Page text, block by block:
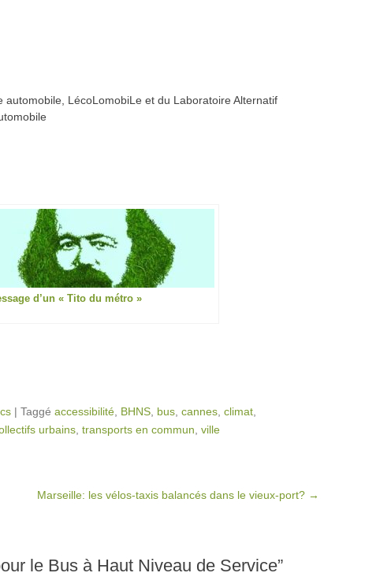
automobile, LécoLomobiLe et du Laboratoire Alternatif
d’un « Tito du métro »
| Taggé accessibilité BHNS bus cannes climat
urbains transports en commun ville
Marseille: les vélos-taxis balancés dans le vieux-port? →
le Bus à Haut Niveau de Service”